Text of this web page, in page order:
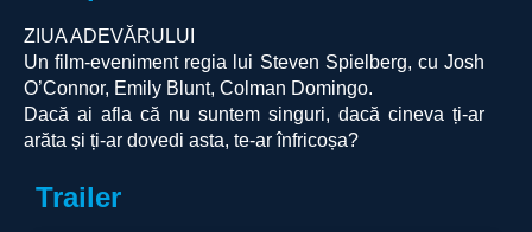
ZIUA ADEVĂRULUI
Un film-eveniment regia lui Steven Spielberg, cu Josh
O’Connor, Emily Blunt, Colman Domingo.
Dacă ai afla că nu suntem singuri, dacă cineva ți-ar
arăta și ți-ar dovedi asta, te-ar înfricoșa?
Trailer